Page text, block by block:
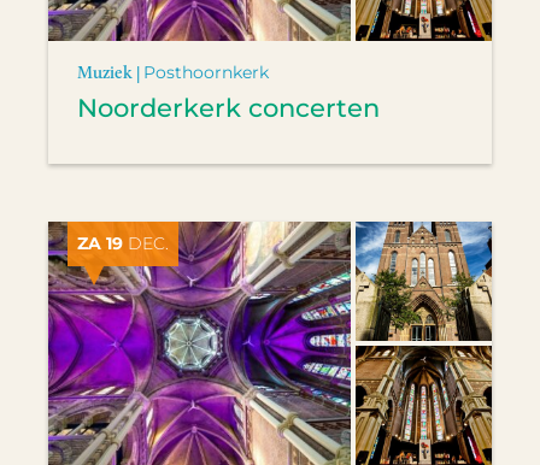
Muziek | Posthoornkerk
Noorderkerk concerten
ZA 19 DEC.